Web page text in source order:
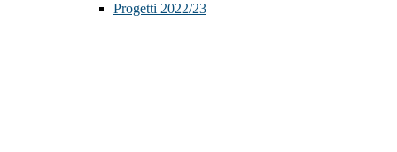
Progetti 2022/23